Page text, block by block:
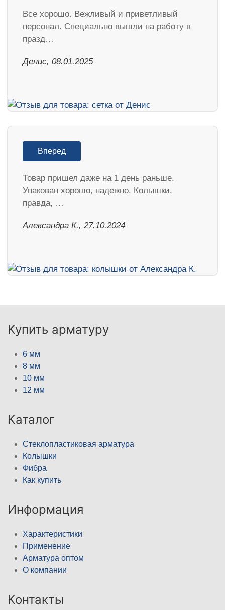
Все хорошо. Вежливый и приветливый
персонал. Специально вышли на работу в
празд…
Денис, 08.01.2025
Вперед
Товар пришел даже на 1 день раньше.
Упакован хорошо, надежно. Колышки,
правда, …
Александра К., 27.10.2024
Купить арматуру
6 мм
8 мм
10 мм
12 мм
Каталог
Стеклопластиковая арматура
Колышки
Фибра
Как купить
Информация
Характеристики
Применение
Арматура оптом
О компании
Контакты